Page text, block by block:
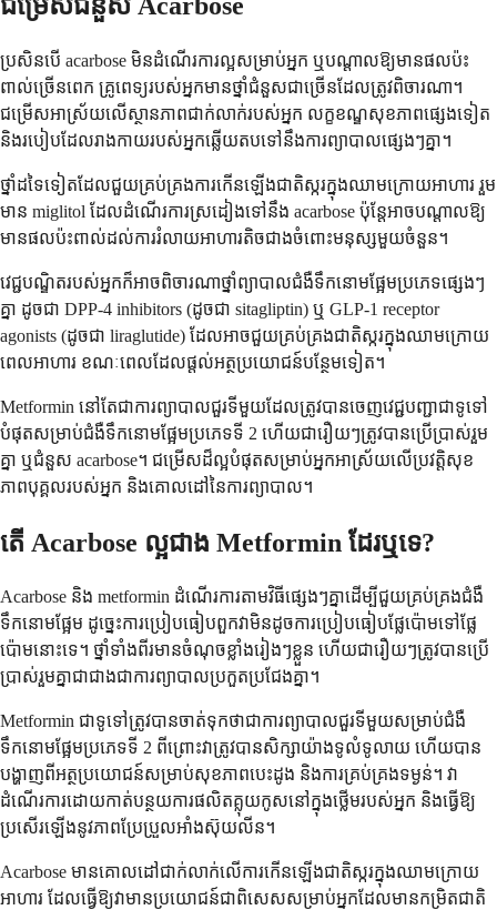
ប្រសិនបើ acarbose មិនដំណើរការល្អសម្រាប់អ្នក ឬបណ្តាលឱ្យមានផលប៉ះ
ពាល់ច្រើនពេក គ្រូពេទ្យរបស់អ្នកមានថ្នាំជំនួសជាច្រើនដែលត្រូវពិចារណា។
ជម្រើសអាស្រ័យលើស្ថានភាពជាក់លាក់របស់អ្នក លក្ខខណ្ឌសុខភាពផ្សេងទៀត
និងរបៀបដែលរាងកាយរបស់អ្នកឆ្លើយតបទៅនឹងការព្យាបាលផ្សេងៗគ្នា។
ថ្នាំដទៃទៀតដែលជួយគ្រប់គ្រងការកើនឡើងជាតិស្ករក្នុងឈាមក្រោយអាហារ រួម
មាន miglitol ដែលដំណើរការស្រដៀងទៅនឹង acarbose ប៉ុន្តែអាចបណ្តាលឱ្យ
មានផលប៉ះពាល់ដល់ការរំលាយអាហារតិចជាងចំពោះមនុស្សមួយចំនួន។
វេជ្ជបណ្ឌិតរបស់អ្នកក៏អាចពិចារណាថ្នាំព្យាបាលជំងឺទឹកនោមផ្អែមប្រភេទផ្សេងៗ
គ្នា ដូចជា DPP-4 inhibitors (ដូចជា sitagliptin) ឬ GLP-1 receptor
agonists (ដូចជា liraglutide) ដែលអាចជួយគ្រប់គ្រងជាតិស្ករក្នុងឈាមក្រោយ
ពេលអាហារ ខណៈពេលដែលផ្តល់អត្ថប្រយោជន៍បន្ថែមទៀត។
Metformin នៅតែជាការព្យាបាលជួរទីមួយដែលត្រូវបានចេញវេជ្ជបញ្ជាជាទូទៅ
បំផុតសម្រាប់ជំងឺទឹកនោមផ្អែមប្រភេទទី 2 ហើយជារឿយៗត្រូវបានប្រើប្រាស់រួម
គ្នា ឬជំនួស acarbose។ ជម្រើសដ៏ល្អបំផុតសម្រាប់អ្នកអាស្រ័យលើប្រវត្តិសុខ
ភាពបុគ្គលរបស់អ្នក និងគោលដៅនៃការព្យាបាល។
តើ Acarbose ល្អជាង Metformin ដែរឬទេ?
Acarbose និង metformin ដំណើរការតាមវិធីផ្សេងៗគ្នាដើម្បីជួយគ្រប់គ្រងជំងឺ
ទឹកនោមផ្អែម ដូច្នេះការប្រៀបធៀបពួកវាមិនដូចការប្រៀបធៀបផ្លែប៉ោមទៅផ្លែ
ប៉ោមនោះទេ។ ថ្នាំទាំងពីរមានចំណុចខ្លាំងរៀងៗខ្លួន ហើយជារឿយៗត្រូវបានប្រើ
ប្រាស់រួមគ្នាជាជាងជាការព្យាបាលប្រកួតប្រជែងគ្នា។
Metformin ជាទូទៅត្រូវបានចាត់ទុកថាជាការព្យាបាលជួរទីមួយសម្រាប់ជំងឺ
ទឹកនោមផ្អែមប្រភេទទី 2 ពីព្រោះវាត្រូវបានសិក្សាយ៉ាងទូលំទូលាយ ហើយបាន
បង្ហាញពីអត្ថប្រយោជន៍សម្រាប់សុខភាពបេះដូង និងការគ្រប់គ្រងទម្ងន់។ វា
ដំណើរការដោយកាត់បន្ថយការផលិតគ្លុយកូសនៅក្នុងថ្លើមរបស់អ្នក និងធ្វើឱ្យ
ប្រសើរឡើងនូវភាពប្រែប្រួលអាំងស៊ុយលីន។
Acarbose មានគោលដៅជាក់លាក់លើការកើនឡើងជាតិស្ករក្នុងឈាមក្រោយ
អាហារ ដែលធ្វើឱ្យវាមានប្រយោជន៍ជាពិសេសសម្រាប់អ្នកដែលមានកម្រិតជាតិ